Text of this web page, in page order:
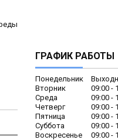
ГРАФИК РАБОТЫ
Понедельник
Вторник
09:00
Среда
09:00
Четверг
09:00
Пятница
09:00
Суббота
09:00
Воскресенье
09:00